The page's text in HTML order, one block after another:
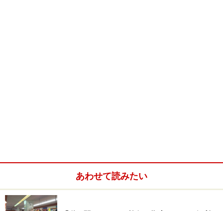
あわせて読みたい